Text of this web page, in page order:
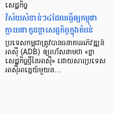
សេដ្ឋកិច្ច​
វិស័យ​សំខាន់ៗ​៤​ដែល​ធ្វើ​ឲ្យ​កម្ពុជា​
ក្លាយ​ជា​កូន​ខ្លា​សេដ្ឋកិច្ច​ក្នុង​តំបន់
ប្រទេស​កម្ពុជា​ត្រូវ​បាន​ធនាគារ​អភិវឌ្ឍន៍​
អាស៊ី (ADB) ឲ្យ​រហ័ស​នាមថា «ខ្លា​
សេដ្ឋកិច្ច​ថ្មី​នៃ​អាស៊ី» ដោយសារ​ប្រទេស​
អាស៊ី​អាគ្នេយ៍​មួយ​ន…